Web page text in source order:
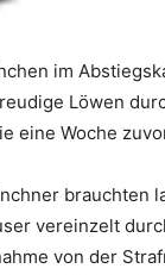
im
Löwen
eine Woche
brauchten
vereinzelt
von der